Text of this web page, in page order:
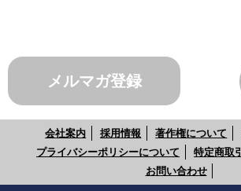
メルマガ登録
会社案内 採用情報 著作権について
プライバシーポリシーについて
特定商取
お問い合わせ